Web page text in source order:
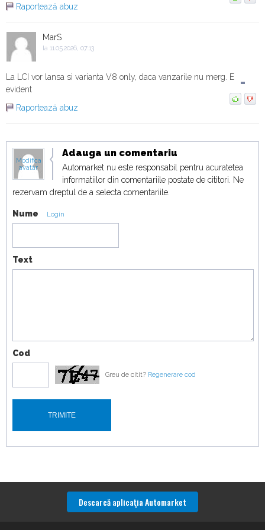
Duel japonez în off-road! Honda Passport
Raportează abuz
MarS
la 11.05.2026, 07:13
La LCI vor lansa si varianta V8 only, daca vanzarile nu merg. E
evident
Raportează abuz
-
Modifica
avatar
Adauga un comentariu
Automarket nu este responsabil pentru acuratetea
informatiilor din comentariile postate de cititori. Ne
rezervam dreptul de a selecta comentariile.
Nume Login
Text
Cod
Greu de citit? Regenerare cod
Descarcă aplicaţia Automarket